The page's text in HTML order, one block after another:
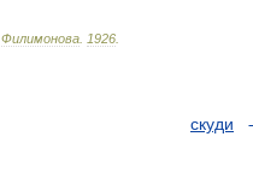
Филимонова 1926
скуди